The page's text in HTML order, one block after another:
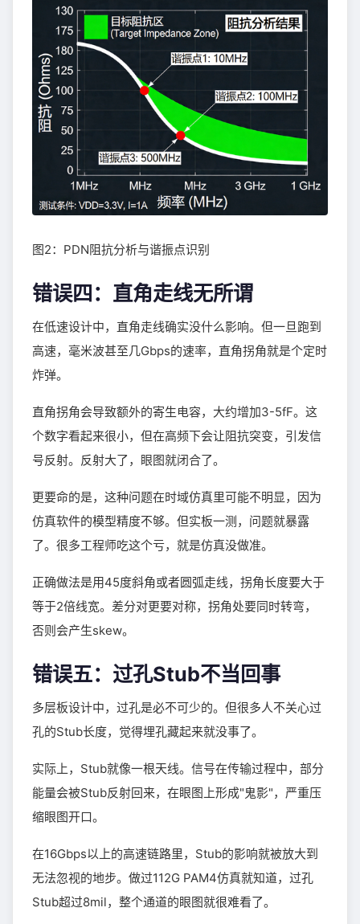
图2：PDN阻抗分析与谐振点识别
错误四：直角走线无所谓
在低速设计中，直角走线确实没什么影响。但一旦跑到
高速，毫米波甚至几Gbps的速率，直角拐角就是个定时
炸弹。
直角拐角会导致额外的寄生电容，大约增加3-5fF。这
个数字看起来很小，但在高频下会让阻抗突变，引发信
号反射。反射大了，眼图就闭合了。
更要命的是，这种问题在时域仿真里可能不明显，因为
仿真软件的模型精度不够。但实板一测，问题就暴露
了。很多工程师吃这个亏，就是仿真没做准。
正确做法是用45度斜角或者圆弧走线，拐角长度要大于
等于2倍线宽。差分对更要对称，拐角处要同时转弯，
否则会产生skew。
错误五：过孔Stub不当回事
多层板设计中，过孔是必不可少的。但很多人不关心过
孔的Stub长度，觉得埋孔藏起来就没事了。
实际上，Stub就像一根天线。信号在传输过程中，部分
能量会被Stub反射回来，在眼图上形成"鬼影"，严重压
缩眼图开口。
在16Gbps以上的高速链路里，Stub的影响就被放大到
无法忽视的地步。做过112G PAM4仿真就知道，过孔
Stub超过8mil，整个通道的眼图就很难看了。